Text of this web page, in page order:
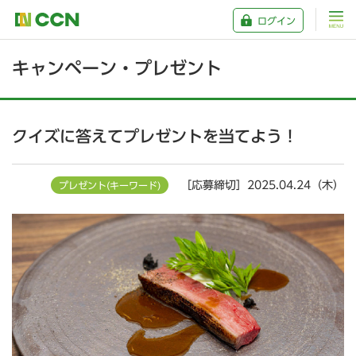
ログイン
キャンペーン・プレゼント
クイズに答えてプレゼントを当てよう！
プレゼント(キーワード) ［応募締切］2025.04.24（木）